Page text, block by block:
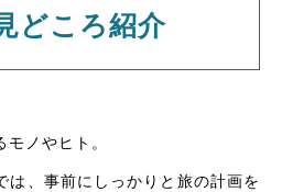
どころ紹介
ノやヒト。
は、事前にしっかりと旅の計画を